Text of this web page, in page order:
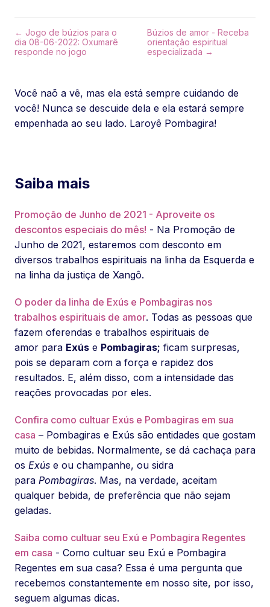
← Jogo de búzios para o
dia 08-06-2022: Oxumarê
responde no jogo
Búzios de amor - Receba
orientação espiritual
especializada →
Você naõ a vê, mas ela está sempre cuidando de
você! Nunca se descuide dela e ela estará sempre
empenhada ao seu lado. Laroyê Pombagira!
Saiba mais
Promoção de Junho de 2021 - Aproveite os
descontos especiais do mês! - Na Promoção de
Junho de 2021, estaremos com desconto em
diversos trabalhos espirituais na linha da Esquerda e
na linha da justiça de Xangô.
O poder da linha de Exús e Pombagiras nos
trabalhos espirituais de amor. Todas as pessoas que
fazem oferendas e trabalhos espirituais de
amor para Exús e Pombagiras; ficam surpresas,
pois se deparam com a força e rapidez dos
resultados. E, além disso, com a intensidade das
reações provocadas por eles.
Confira como cultuar Exús e Pombagiras em sua
casa – Pombagiras e Exús são entidades que gostam
muito de bebidas. Normalmente, se dá cachaça para
os Exús e ou champanhe, ou sidra
para Pombagiras. Mas, na verdade, aceitam
qualquer bebida, de preferência que não sejam
geladas.
Saiba como cultuar seu Exú e Pombagira Regentes
em casa - Como cultuar seu Exú e Pombagira
Regentes em sua casa? Essa é uma pergunta que
recebemos constantemente em nosso site, por isso,
seguem algumas dicas.